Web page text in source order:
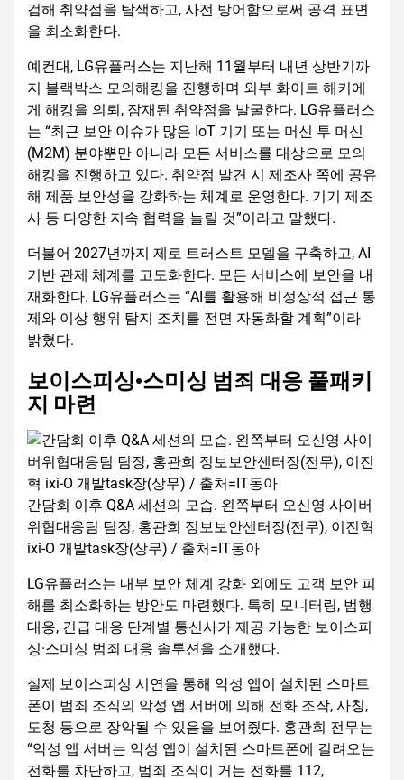
검해 취약점을 탐색하고, 사전 방어함으로써 공격 표면
을 최소화한다.
예컨대, LG유플러스는 지난해 11월부터 내년 상반기까
지 블랙박스 모의해킹을 진행하며 외부 화이트 해커에
게 해킹을 의뢰, 잠재된 취약점을 발굴한다. LG유플러스
는 “최근 보안 이슈가 많은 IoT 기기 또는 머신 투 머신
(M2M) 분야뿐만 아니라 모든 서비스를 대상으로 모의
해킹을 진행하고 있다. 취약점 발견 시 제조사 쪽에 공유
해 제품 보안성을 강화하는 체계로 운영한다. 기기 제조
사 등 다양한 지속 협력을 늘릴 것”이라고 말했다.
더불어 2027년까지 제로 트러스트 모델을 구축하고, AI
기반 관제 체계를 고도화한다. 모든 서비스에 보안을 내
재화한다. LG유플러스는 “AI를 활용해 비정상적 접근 통
제와 이상 행위 탐지 조치를 전면 자동화할 계획”이라
밝혔다.
보이스피싱·스미싱 범죄 대응 풀패키
지 마련
간담회 이후 Q&A 세션의 모습. 왼쪽부터 오신영 사이버
위협대응팀 팀장, 홍관희 정보보안센터장(전무), 이진혁
ixi-O 개발task장(상무) / 출처=IT동아
LG유플러스는 내부 보안 체계 강화 외에도 고객 보안 피
해를 최소화하는 방안도 마련했다. 특히 모니터링, 범행
대응, 긴급 대응 단계별 통신사가 제공 가능한 보이스피
싱·스미싱 범죄 대응 솔루션을 소개했다.
실제 보이스피싱 시연을 통해 악성 앱이 설치된 스마트
폰이 범죄 조직의 악성 앱 서버에 의해 전화 조작, 사칭,
도청 등으로 장악될 수 있음을 보여줬다. 홍관희 전무는
“악성 앱 서버는 악성 앱이 설치된 스마트폰에 걸려오는
전화를 차단하고, 범죄 조직이 거는 전화를 112,